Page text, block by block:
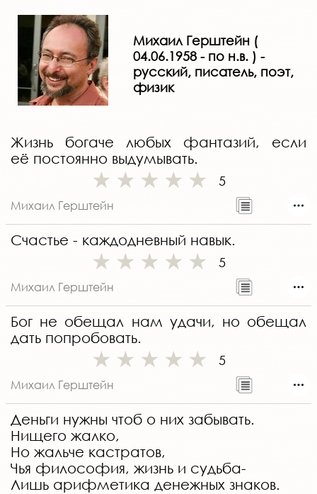
Михаил Герштейн (
04.06.1958 - по н.в. ) -
русский, писатель, поэт,
физик
Жизнь богаче любых фантазий, если
её постоянно выдумывать.
5
Михаил Герштейн
Счастье - каждодневный навык.
5
Михаил Герштейн
Бог не обещал нам удачи, но обещал
дать попробовать.
5
Михаил Герштейн
Деньги нужны чтоб о них забывать.
Нищего жалко,
Но жальче кастратов,
Чья философия, жизнь и судьба-
Лишь арифметика денежных знаков.